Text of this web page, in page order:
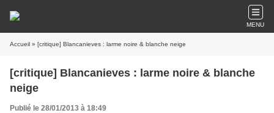
MENU
Accueil » [critique] Blancanieves : larme noire & blanche neige
[critique] Blancanieves : larme noire & blanche
neige
Publié le 28/01/2013 à 18:49